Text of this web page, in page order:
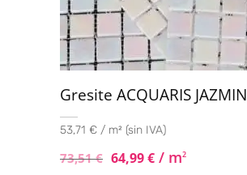
Gresite ACQUARIS JAZMIN
53,71 € / m² (sin IVA)
73,51€ 64,99€ / m2